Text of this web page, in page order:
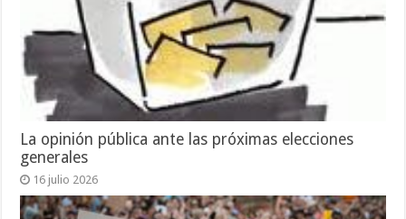
La opinión pública ante las próximas elecciones
generales
16 julio 2026